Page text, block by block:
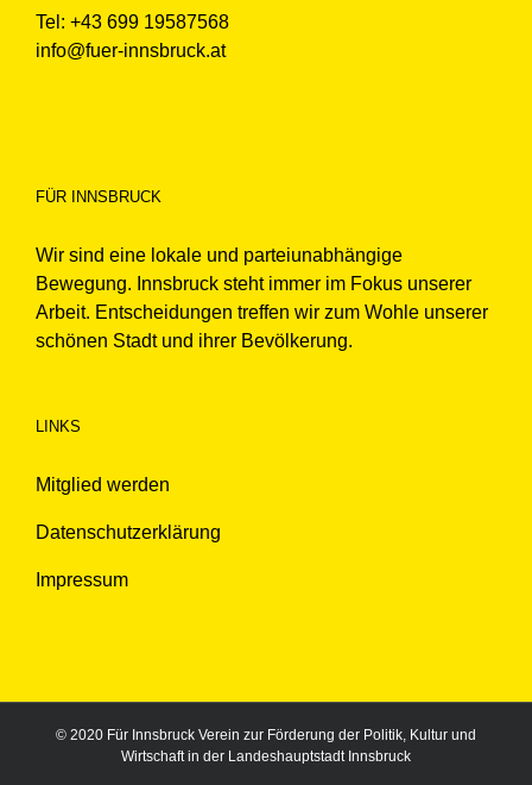
Tel: +43 699 19587568
info@fuer-innsbruck.at
FÜR INNSBRUCK
Wir sind eine lokale und parteiunabhängige
Bewegung. Innsbruck steht immer im Fokus unserer
Arbeit. Entscheidungen treffen wir zum Wohle unserer
schönen Stadt und ihrer Bevölkerung.
LINKS
Mitglied werden
Datenschutzerklärung
Impressum
© 2020 Für Innsbruck Verein zur Förderung der Politik, Kultur und
Wirtschaft in der Landeshauptstadt Innsbruck